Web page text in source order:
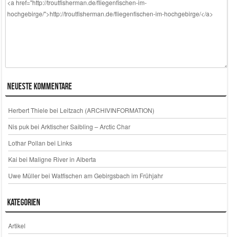
Neueste Kommentare
Herbert Thiele bei Leitzach (ARCHIVINFORMATION)
Nis pukbei Arktischer Saibling – Arctic Char
Lothar Pollan bei Links
Kai bei Maligne River in Alberta
Uwe Müllerbei Watfischen am Gebirgsbach im Frühjahr
Kategorien
Artikel